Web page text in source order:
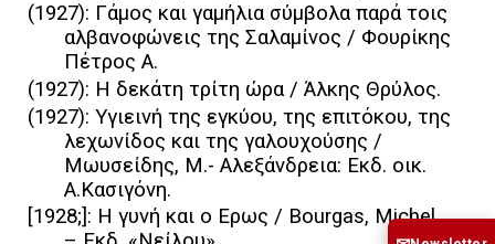
(1927): Γάμος και γαμήλια σύμβολα παρά τοις
αλβανοφώνεις της Σαλαμίνος / Φουρίκης
Πέτρος Α.
(1927): Η δεκάτη τρίτη ώρα / Άλκης Θρύλος.
(1927): Υγιεινή της εγκύου, της επιτόκου, της
λεχωνίδος και της γαλουχούσης /
Μωυσείδης, Μ.- Αλεξάνδρεια: Εκδ. οικ.
Α.Κασιγόνη.
[1928;]: Η γυνή και ο Ερως / Bourgas, Michel.